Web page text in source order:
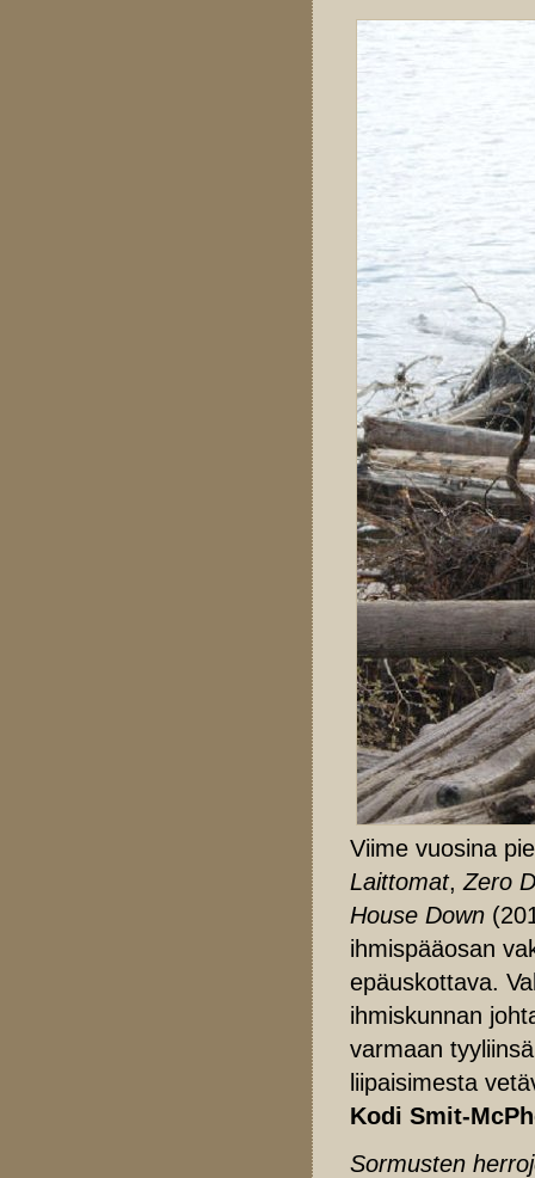
Viime vuosina
Laittomat, Zero
House Down
ihmispääosan
epäuskottava.
ihmiskunnan
varmaan
liipaisimesta
Kodi Smit-
Sormusten